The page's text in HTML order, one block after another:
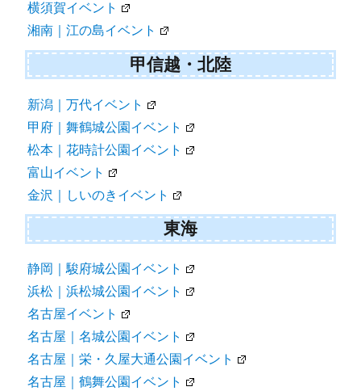
横須賀イベント
湘南｜江の島イベント
甲信越・北陸
新潟｜万代イベント
甲府｜舞鶴城公園イベント
松本｜花時計公園イベント
富山イベント
金沢｜しいのきイベント
東海
静岡｜駿府城公園イベント
浜松｜浜松城公園イベント
名古屋イベント
名古屋｜名城公園イベント
名古屋｜栄・久屋大通公園イベント
名古屋｜鶴舞公園イベント